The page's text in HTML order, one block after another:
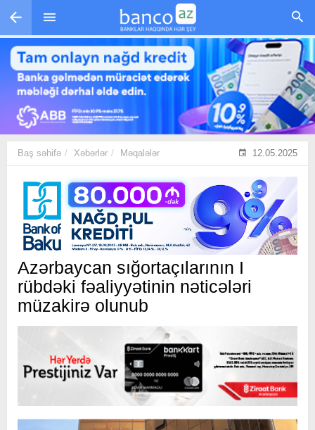
Skip to main content
Baş səhifə Xəbərlər Məqalələr 12.05.2025
Azərbaycan sığortaçılarının I
rübdəki fəaliyyətinin nəticələri
müzakirə olunub